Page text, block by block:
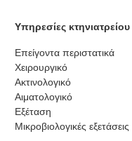
Υπηρεσίες κτηνιατρείου
Επείγοντα περιστατικά
Χειρουργικό
Ακτινολογικό
Αιματολογικό
Εξέταση
Μικροβιολογικές εξετάσεις